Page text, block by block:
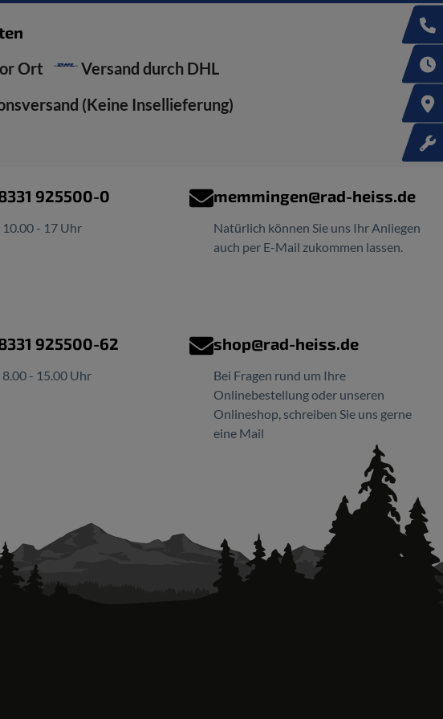
Ort
Versand durch DHL
(Keine Insellieferung)
925500-0
10.00 - 17 Uhr
memmingen@rad-heiss.de
Natürlich können Sie uns Ihr Anliegen
auch per E-Mail zukommen lassen.
925500-62
8.00 - 15.00 Uhr
shop@rad-heiss.de
Bei Fragen rund um Ihre
Onlinebestellung oder unseren
Onlineshop, schreiben Sie uns gerne
eine Mail